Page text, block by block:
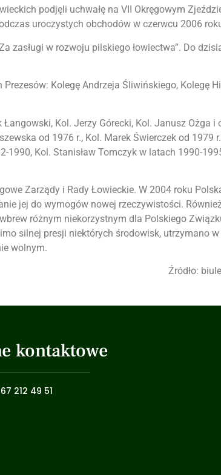
podjęli uchwałę na VII Okręgowym
uroczystych obchodów w czerwcu 2006
zasługi w rozwoju pilskiego łowiectwa”. Do
Kolegę Andrzeja Śliwińskiego, Kolegę
Kol. Jerzy Górecki, Kol. Janusz Ożga
od 1976 r., Kol. Marek Świerczek od 1979
Kol. Stanisław Tomczyk w latach 1990-
Zarządy i Rady Łowieckie. W 2004 roku
jej do wymogów nowej rzeczywistości.
różnym niekorzystnym dla Polskiego
silnej presji niektórych środowisk, utrzymano w
wolnym.
Źródło:
kontaktowe
212 49 51